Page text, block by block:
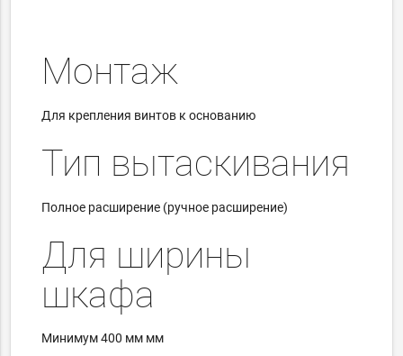
Монтаж
Для крепления винтов к основанию
Тип вытаскивания
Полное расширение (ручное расширение)
Для ширины
шкафа
Минимум400 мм мм